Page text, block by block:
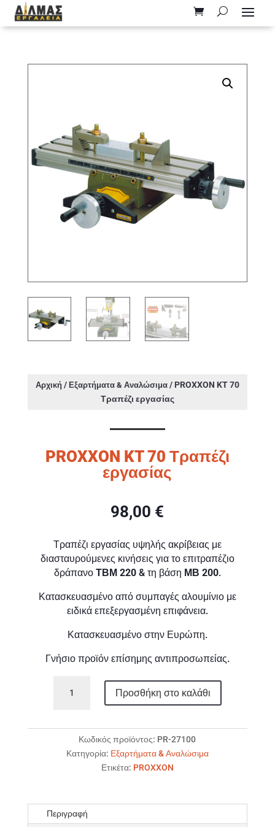
Αρχική/ Εξαρτήματα & Αναλώσιμα/ PROXXON KT 70
Τραπέζι εργασίας
PROXXON KT 70 Τραπέζι
εργασίας
98,00 €
Τραπέζι εργασίας υψηλής ακρίβειας με
διασταυρούμενες κινήσεις για το επιτραπέζιο
δράπανο ΤΒΜ 220& τη βάση ΜΒ 200.
Κατασκευασμένο από συμπαγές αλουμίνιο με
ειδικά επεξεργασμένη επιφάνεια.
Κατασκευασμένο στην Ευρώπη.
Γνήσιο προϊόν επίσημης αντιπροσωπείας.
εργασίας
ποσότητα
Προσθήκη στο καλάθι
Κωδικός προϊόντος: PR-27100
Κατηγορία: Εξαρτήματα & Αναλώσιμα
Ετικέτα: PROXXON
Περιγραφή